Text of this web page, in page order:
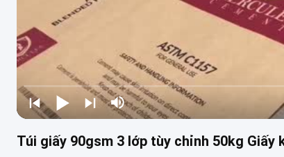
Túi giấy 90gsm 3 lớp tùy chỉnh 50kg Giấy